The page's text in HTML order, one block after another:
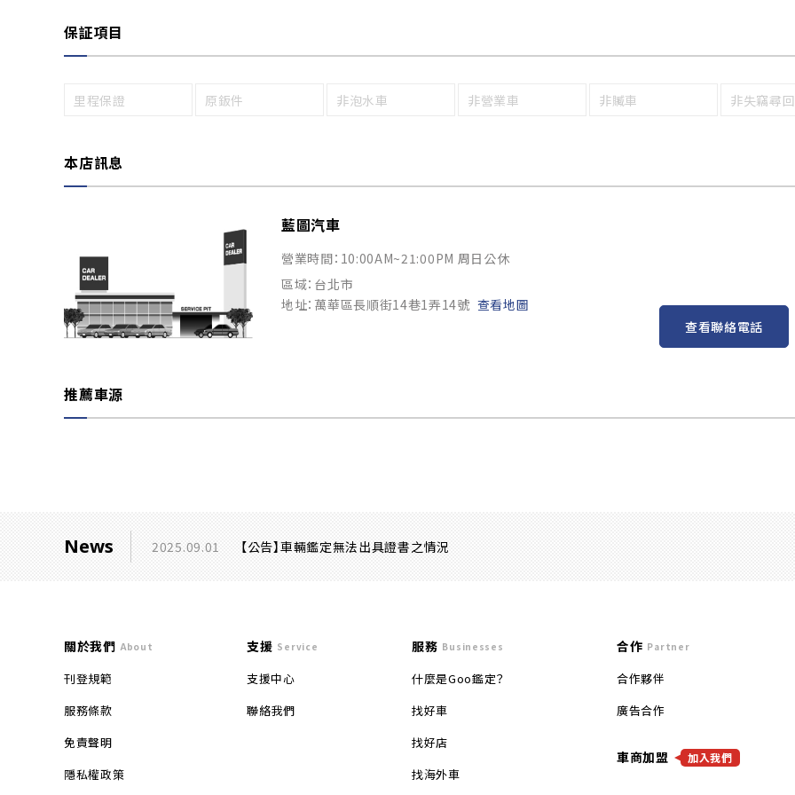
保証項目
里程保證 原鈑件 非泡水車 非營業車 非贓車 非失竊尋
本店訊息
藍圖汽車
營業時間：10:00AM~21:00PM 周日公休
區域：台北市
地址：萬華區長順街14巷1弄14號 查看地圖
查看聯絡電話
推薦車源
News 2025.09.01 【公告】車輛鑑定無法出具證書之情況
關於我們 About
刊登規範
服務條款
免責聲明
隱私權政策
支援 Service
支援中心
聯絡我們
服務 Businesses
什麼是Goo鑑定？
找好車
找好店
找海外車
合作 Partner
合作夥伴
廣告合作
車商加盟 加入我們